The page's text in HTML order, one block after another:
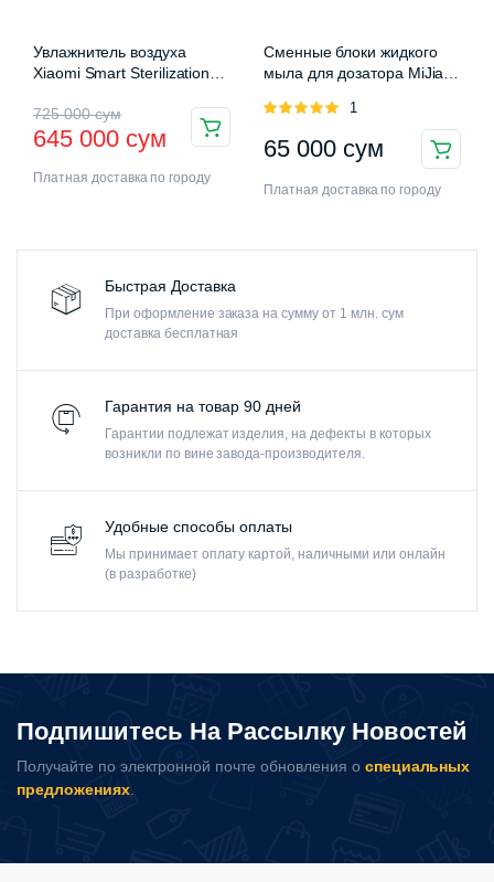
Быстрая Доставка
При оформление заказа на сумму от 1 млн. сум
доставка бесплатная
Гарантия на товар 90 дней
Гарантии подлежат изделия, на дефекты в которых
возникли по вине завода-производителя.
Удобные способы оплаты
Мы принимает оплату картой, наличными или онлайн
(в разработке)
Увлажнитель воздуха
Xiaomi Smart Sterilization
725 000сум
645 000 сум
Платная доставка по городу
Сменные блоки жидкого
мыла для дозатора MiJia
Dispenser
Оценка
1
65 000 сум
Платная доставка по городу
Подпишитесь На Рассылку Новостей
Получайте по электронной почте обновления о специальных
предложениях.